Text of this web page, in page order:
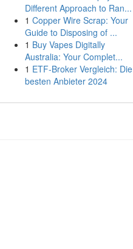
Different Approach to Ran...
1 Copper Wire Scrap: Your
Guide to Disposing of ...
1 Buy Vapes Digitally
Australia: Your Complet...
1 ETF-Broker Vergleich: Die
besten Anbieter 2024